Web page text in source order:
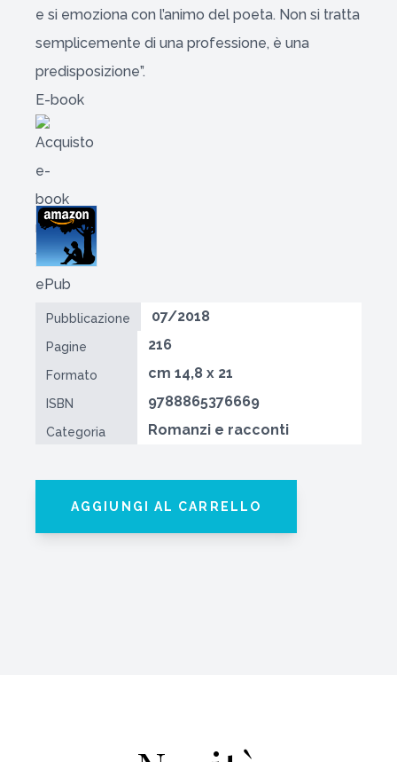
e si emoziona con l’animo del poeta. Non si tratta
semplicemente di una professione, è una
predisposizione”.
E-book
Pubblicazione 07/2018
Pagine 216
Formato cm 14,8 x 21
ISBN 9788865376669
Categoria Romanzi e racconti
AGGIUNGI AL CARRELLO